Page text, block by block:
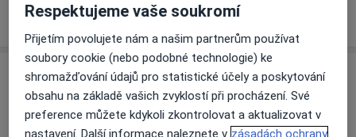
Adresa
Interní a nefrologická ordinace
Revoluční 164,Radíč 26293
Respektujeme vaše soukromí
Přijetím povolujete nám a našim partnerům používat
soubory cookie (nebo podobné technologie) ke
shromažďování údajů pro statistické účely a poskytování
obsahu na základě vašich zvyklostí při procházení. Své
preference můžete kdykoli zkontrolovat a aktualizovat v
nastavení. Další informace naleznete v zásadách ochrany